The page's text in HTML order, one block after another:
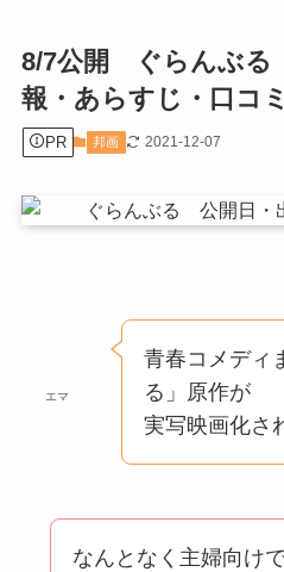
8/7公開 ぐらんぶる
報・あらすじ・口コミ
PR 邦画 2021-12-07
エマ
青春コメディ
る」原作が
実写映画化さ
なんとなく主婦向け